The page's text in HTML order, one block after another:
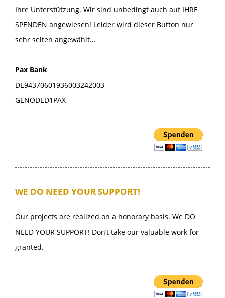
Ihre Unterstützung. Wir sind unbedingt auch auf IHRE
SPENDEN angewiesen! Leider wird dieser Button nur
sehr selten angewählt…
Pax Bank
DE94370601936003242003
GENODED1PAX
WE DO NEED YOUR SUPPORT!
Our projects are realized on a honorary basis. We DO
NEED YOUR SUPPORT! Don’t take our valuable work for
granted.